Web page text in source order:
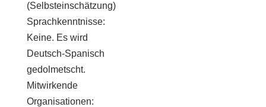
(Selbsteinschätzung)
Sprachkenntnisse:
Keine. Es wird
Deutsch-Spanisch
gedolmetscht.
Mitwirkende
Organisationen: